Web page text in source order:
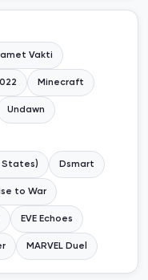
Vakti
Minecraft
Undawn
States) Dsmart
to War
EVE Echoes
MARVEL Duel